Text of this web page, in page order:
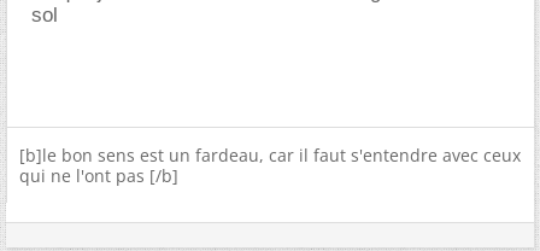
sol
[b]le bon sens est un fardeau, car il faut s'entendre avec ceux
qui ne l'ont pas [/b]